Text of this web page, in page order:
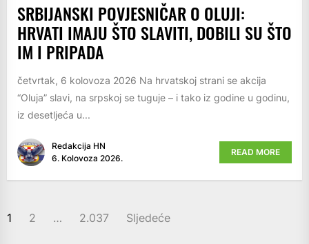
SRBIJANSKI POVJESNIČAR O OLUJI:
HRVATI IMAJU ŠTO SLAVITI, DOBILI SU ŠTO
IM I PRIPADA
četvrtak, 6 kolovoza 2026 Na hrvatskoj strani se akcija
“Oluja” slavi, na srpskoj se tuguje – i tako iz godine u godinu,
iz desetljeća u...
Redakcija HN
6. Kolovoza 2026.
READ MORE
BROJEVI
1 2 … 2.037 Sljedeće